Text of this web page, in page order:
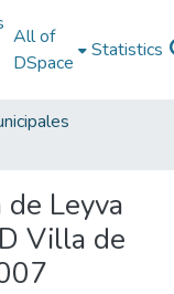
All of
DSpace
Statistics
Leyva
Villa de